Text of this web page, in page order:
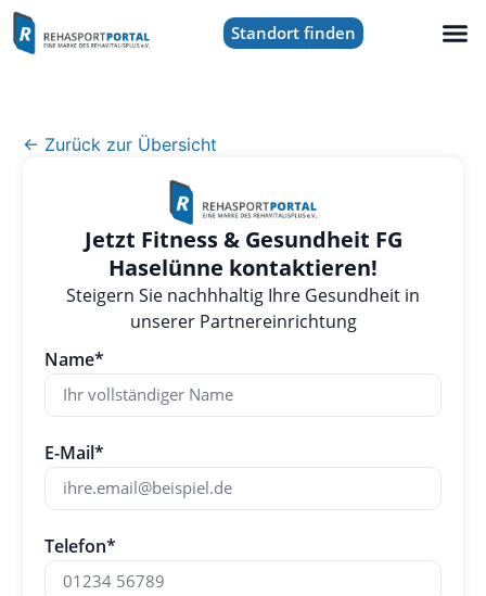
Standort finden
← Zurück zur Übersicht
Jetzt Fitness & Gesundheit FG
Haselünne kontaktieren!
Steigern Sie nachhhaltig Ihre Gesundheit in
unserer Partnereinrichtung
Name*
E-Mail*
Telefon*